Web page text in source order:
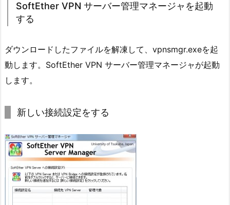
SoftEther VPN サーバー管理マネージャを起動
する
ダウンロードしたファイルを解凍して、vpnsmgr.exeを起
動します。SoftEther VPN サーバー管理マネージャが起動
します。
新しい接続設定をする